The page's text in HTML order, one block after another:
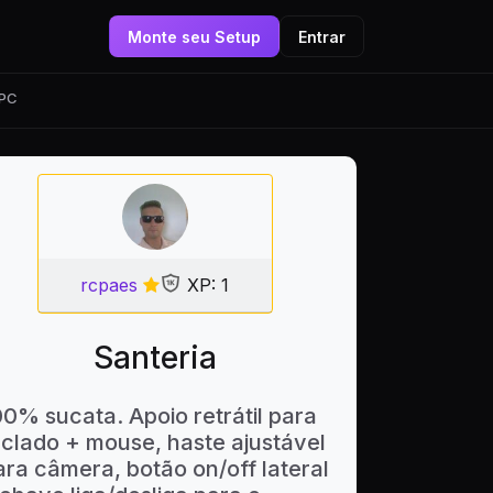
Monte seu Setup Entrar
rcpaes XP: 1
Santeria
sucata. Apoio retrátil para
+ mouse, haste ajustável
câmera, botão on/off lateral